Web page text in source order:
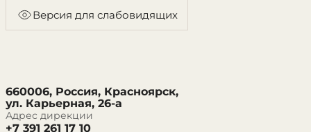
Версия для слабовидящих
660006, Россия, Красноярск,
ул. Карьерная, 26-а
Адрес дирекции
+7 391 261 17 10